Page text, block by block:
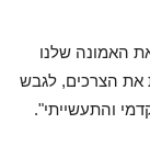
האמונה שלנו
את הצרכים, לגבש
והתעשייתי".